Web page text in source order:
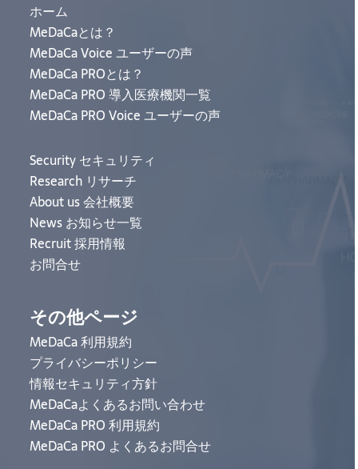
ホーム
MeDaCaとは？
MeDaCa Voice ユーザーの声
MeDaCa PROとは？
MeDaCa PRO 導入医療機関一覧
MeDaCa PRO Voice ユーザーの声
Security セキュリティ
Research リサーチ
About us 会社概要
News お知らせ一覧
Recruit 採用情報
お問合せ
その他ページ
MeDaCa 利用規約
プライバシーポリシー
情報セキュリティ方針
MeDaCaよくあるお問い合わせ
MeDaCa PRO 利用規約
MeDaCa PRO よくあるお問合せ